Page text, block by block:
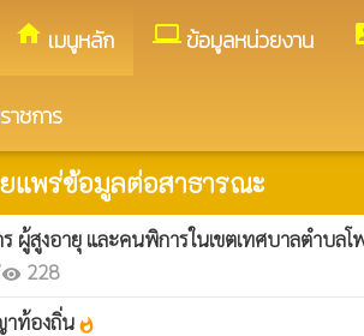
home เมนูหลัก computerข้อมูลหน่วยงาน
าชการ
แพร่ข้อมูลต่อสาธารณะ
ผู้สูงอายุ และคนพิการในเขตเทศบาลตำบล
visibility 228
ท้องถิ่น whatshot